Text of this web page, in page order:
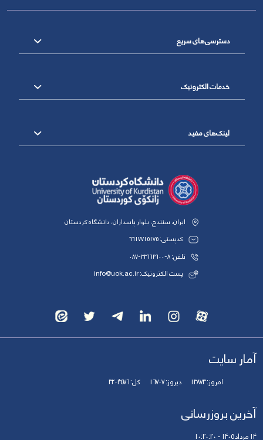
دسترسی‌های سریع
خدمات الکترونیک
لینک‌های مفید
ایران، سنندج، بلوار پاسداران، دانشگاه کردستان
کدپستی: 6617715175
تلفن: 8-33664600-087
پست الکترونیک: info@uok.ac.ir
آمار سایت
امروز:13873 دیروز:16707 کل:3204576
آخرین بروزرسانی
14 مرداد 1405 - 10:20:20